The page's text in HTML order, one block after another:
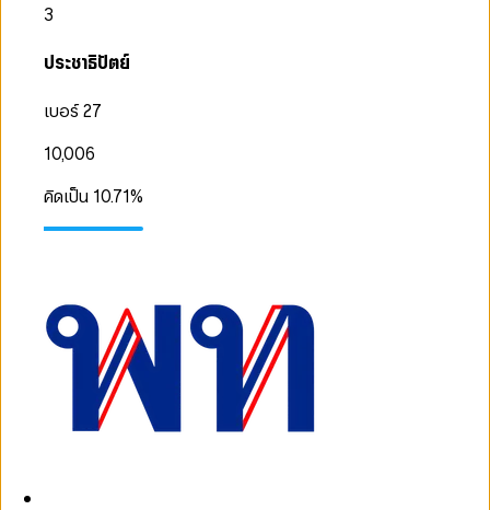
3
ประชาธิปัตย์
เบอร์ 27
10,006
คิดเป็น 10.71%